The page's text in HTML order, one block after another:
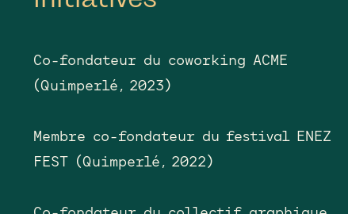
Co-fondateur du coworking ACME
(Quimperlé, 2023)
Membre co-fondateur du festival ENEZ
FEST (Quimperlé, 2022)